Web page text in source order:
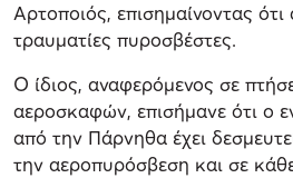
Αρτοποιός, επισημαίνοντας ότι
τραυματίες πυροσβέστες.
Ο ίδιος, αναφερόμενος σε
αεροσκαφών, επισήμανε ότι ο
από την Πάρνηθα έχει
την αεροπυρόσβεση και σε